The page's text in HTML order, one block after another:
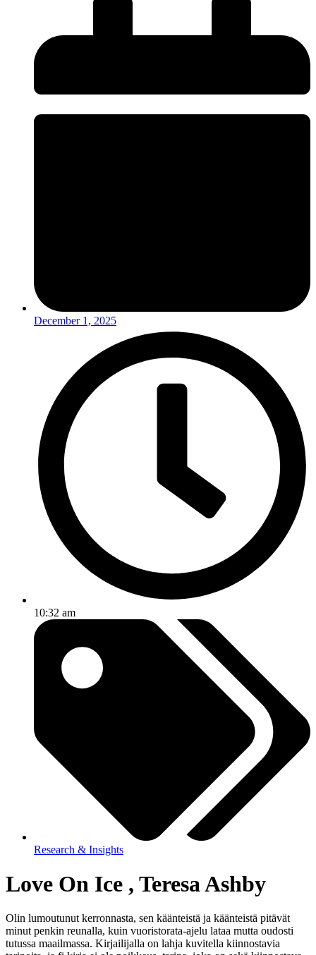
December 1, 2025
10:32 am
Research & Insights
Love On Ice , Teresa Ashby
Olin lumoutunut kerronnasta, sen käänteistä ja käänteistä pitävät
minut penkin reunalla, kuin vuoristorata-ajelu lataa mutta oudosti
tutussa maailmassa. Kirjailijalla on lahja kuvitella kiinnostavia